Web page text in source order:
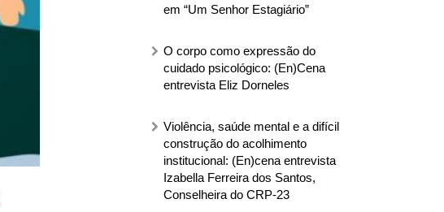
em “Um Senhor Estagiário”
O corpo como expressão do
cuidado psicológico: (En)Cena
entrevista Eliz Dorneles
Violência, saúde mental e a difícil
construção do acolhimento
institucional: (En)cena entrevista
Izabella Ferreira dos Santos,
Conselheira do CRP-23